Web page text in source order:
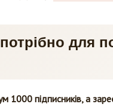
для
1000 підписників, а